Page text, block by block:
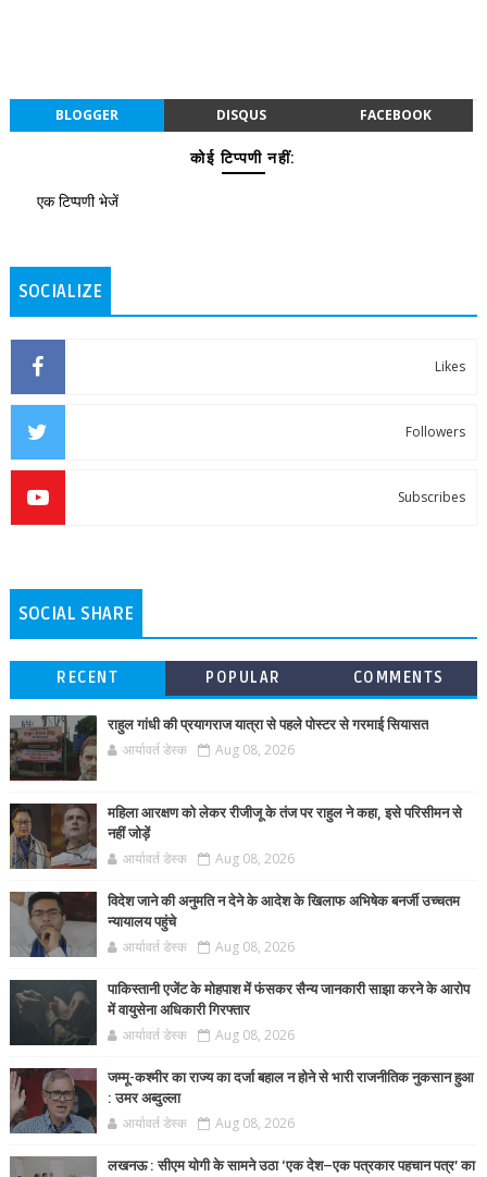
BLOGGER DISQUS FACEBOOK
कोई टिप्पणी नहीं:
एक टिप्पणी भेजें
SOCIALIZE
Likes
Followers
Subscribes
SOCIAL SHARE
RECENT POPULAR COMMENTS
राहुल गांधी की प्रयागराज यात्रा से पहले पोस्टर से गरमाई सियासत
आर्यावर्त डेस्क Aug 08, 2026
महिला आरक्षण को लेकर रीजीजू के तंज पर राहुल ने कहा, इसे परिसीमन से
नहीं जोड़ें
आर्यावर्त डेस्क Aug 08, 2026
विदेश जाने की अनुमति न देने के आदेश के खिलाफ अभिषेक बनर्जी उच्चतम
न्यायालय पहुंचे
आर्यावर्त डेस्क Aug 08, 2026
पाकिस्तानी एजेंट के मोहपाश में फंसकर सैन्य जानकारी साझा करने के आरोप
में वायुसेना अधिकारी गिरफ्तार
आर्यावर्त डेस्क Aug 08, 2026
जम्मू-कश्मीर का राज्य का दर्जा बहाल न होने से भारी राजनीतिक नुकसान हुआ
: उमर अब्दुल्ला
आर्यावर्त डेस्क Aug 08, 2026
लखनऊ : सीएम योगी के सामने उठा ‘एक देश–एक पत्रकार पहचान पत्र’ का